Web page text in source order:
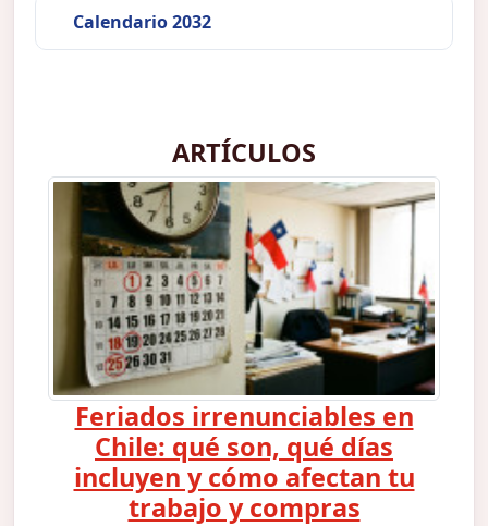
Calendario 2032
ARTÍCULOS
Feriados irrenunciables en
Chile: qué son, qué días
incluyen y cómo afectan tu
trabajo y compras